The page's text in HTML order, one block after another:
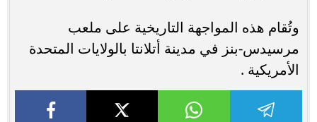
وتُقام هذه المواجهة التاريخية على ملعب
مرسيدس-بنز في مدينة أتلانتا بالولايات المتحدة
الأمريكية .